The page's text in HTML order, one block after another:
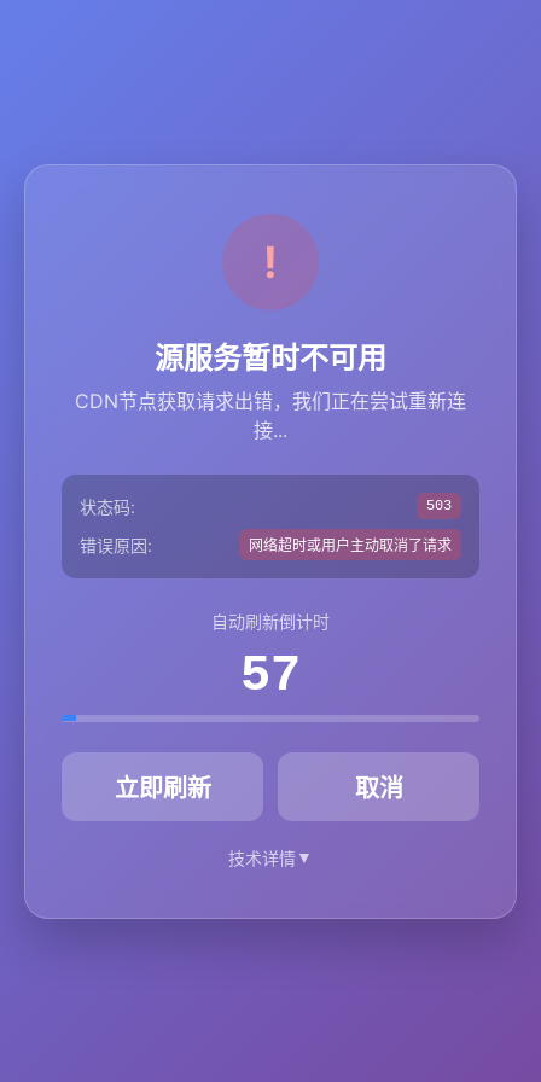
源服务暂时不可用
CDN节点获取请求出错，我们正在尝试重新连
接...
状态码: 503
错误原因: 网络超时或用户主动取消了请求
自动刷新倒计时
57
立即刷新 取消
技术详情▼